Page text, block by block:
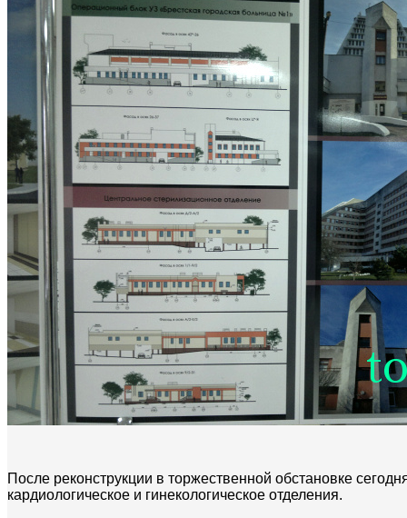
После реконструкции в торжественной обстановке
кардиологическое и гинекологическое отделения.